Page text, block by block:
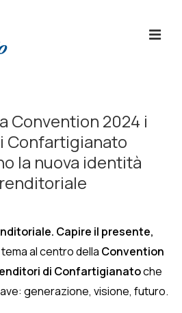
Convention 2024 i
Confartigianato
la nuova identità
Capire il presente,
tema al centro della Convention
di Confartigianatoche
generazione, visione, futuro.